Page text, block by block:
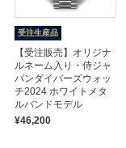
受注生産品
【受注販売】オリジナ
ルネーム入り・侍ジャ
パンダイバーズウォッ
チ2024 ホワイトメタ
ルバンドモデル
¥46,200